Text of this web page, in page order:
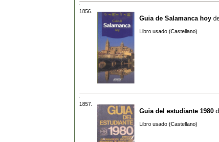
1856.
Guia de Salamanca hoy
Libro usado (Castellano)
1857.
Guia del estudiante 1980
Libro usado (Castellano)